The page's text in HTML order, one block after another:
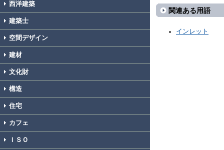
西洋建築
建築士
空間デザイン
建材
文化財
構造
住宅
カフェ
ＩＳＯ
関連ある用語
インレット